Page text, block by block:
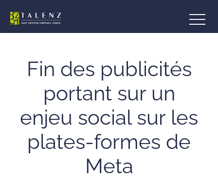
contenu
Fin des publicités
portant sur un
enjeu social sur les
plates-formes de
Meta